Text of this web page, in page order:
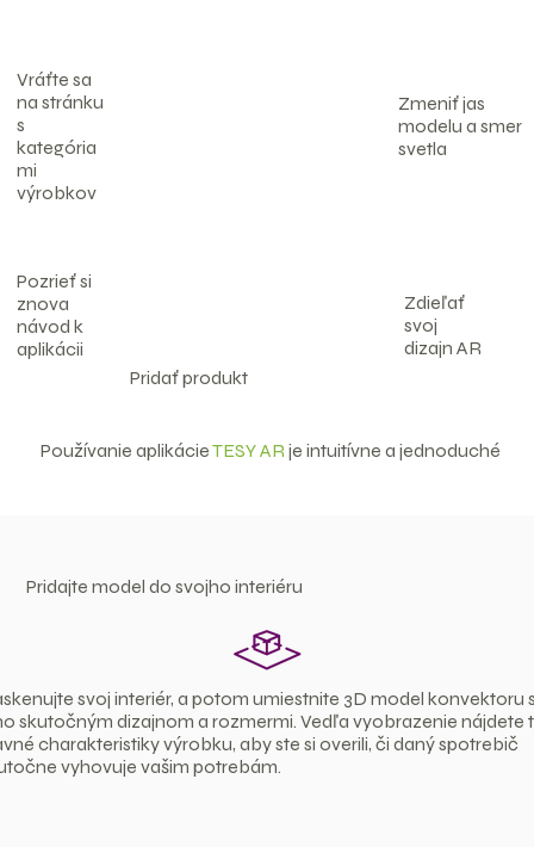
Pridajte model do svojho interiéru
svoj interiér, a potom umiestnite 3D model konvektoru
skutočným dizajnom a rozmermi. Vedľa vyobrazenie nájdete
charakteristiky výrobku, aby ste si overili, či daný spotrebič
vyhovuje vašim potrebám.
Zmeniť jas
modelu a smer
svetla
Zdieľať
svoj
dizajn AR
Pridať produkt
Pozrieť si
znova
návod k
aplikácii
Vráťte sa
na stránku
s
kategória
mi
výrobkov
Používanie aplikácieTESY AR je intuitívne a jednoduché